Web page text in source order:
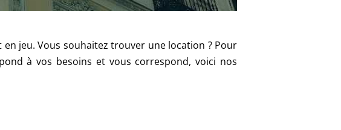
jeu. Vous souhaitez trouver une location ? Pour
à vos besoins et vous correspond, voici nos